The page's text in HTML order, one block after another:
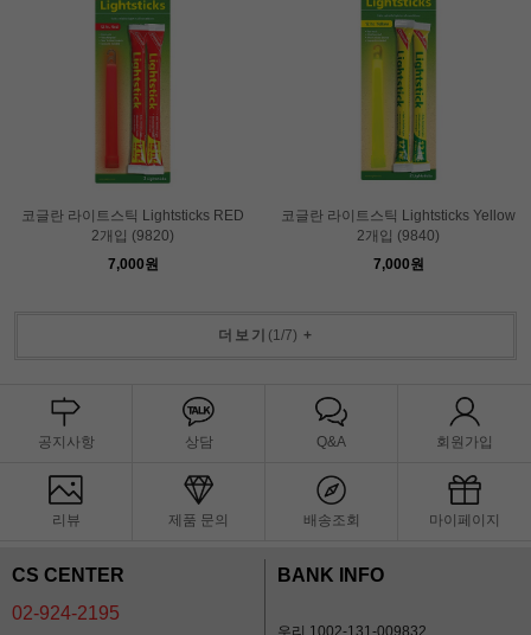
코글란 라이트스틱 Lightsticks RED
2개입 (9820)
7,000원
코글란 라이트스틱 Lightsticks Yellow
2개입 (9840)
7,000원
더보기 (1 /7) +
공지사항 상담 Q&A 회원가입
리뷰 제품 문의 배송조회 마이페이지
CS CENTER
02-924-2195
BANK INFO
우리 1002-131-009832